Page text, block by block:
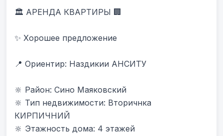
🏛 АРЕНДА КВАРТИРЫ 🏢
✨ Хорошее предложение
📍 Ориентир: Наздикии АНСИТУ
🔆 Район: Сино Маяковский
🔆 Тип недвижимости: Вторичнка
КИРПИЧНИЙ
🔆 Этажность дома: 4 этажей